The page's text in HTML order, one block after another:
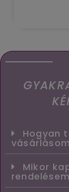
Hogyan
Mikor